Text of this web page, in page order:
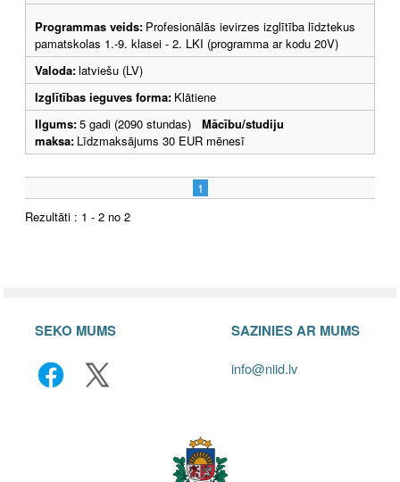
Programmas veids: Profesionālās ievirzes izglītība līdztekus
pamatskolas 1.-9. klasei - 2. LKI (programma ar kodu 20V)
Valoda:latviešu (LV)
Izglītības ieguves forma: Klātiene
Ilgums:5 gadi (2090 stundas) Mācību/studiju
maksa: Līdzmaksājums 30 EUR mēnesī
1
Rezultāti : 1 - 2 no 2
SEKO MUMS SAZINIES AR MUMS
info@niid.lv